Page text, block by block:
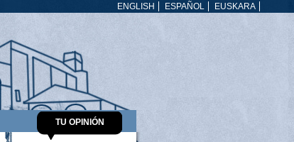
EUSKARA
ESPAÑOL
ENGLISH
TU OPINIÓN